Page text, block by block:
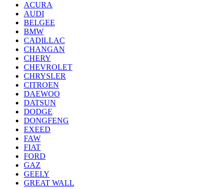
ACURA
AUDI
BELGEE
BMW
CADILLAC
CHANGAN
CHERY
CHEVROLET
CHRYSLER
CITROEN
DAEWOO
DATSUN
DODGE
DONGFENG
EXEED
FAW
FIAT
FORD
GAZ
GEELY
GREAT WALL